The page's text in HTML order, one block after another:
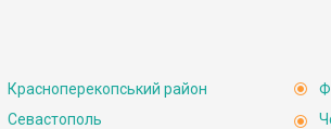
Красноперекопський район
Севастополь